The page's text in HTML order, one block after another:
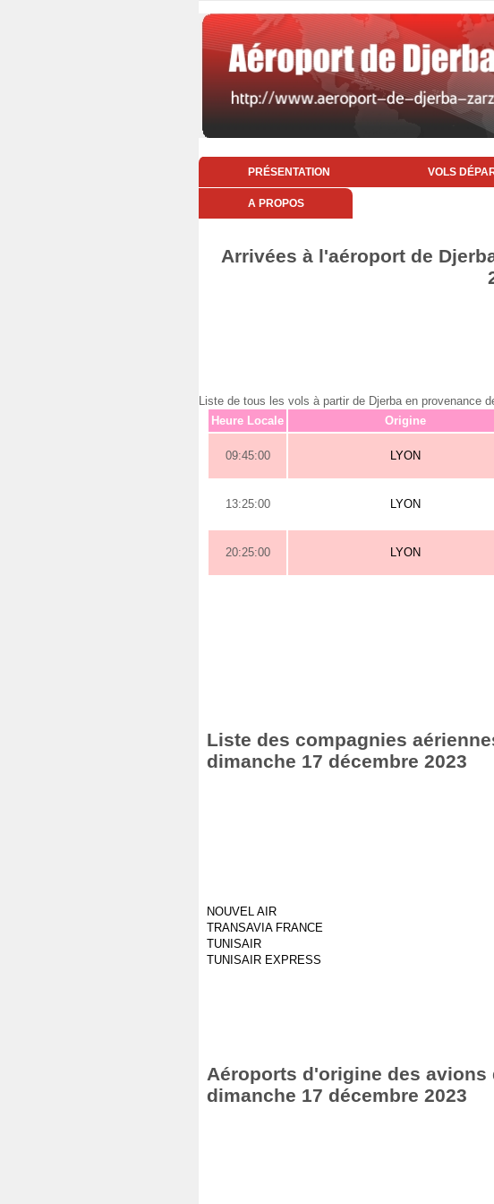
PRÉSENTATION VOLS
A PROPOS
Arrivées à l'aéroport de
Liste de tous les vols à partir de Djerba en provenance
Heure Locale
Origine
09:45:00 LYON
13:25:00 LYON
20:25:00 LYON
Liste des compagnies
dimanche 17 décembre 2023
NOUVEL AIR
TRANSAVIA FRANCE
TUNISAIR
TUNISAIR EXPRESS
Aéroports d'origine des
dimanche 17 décembre 2023